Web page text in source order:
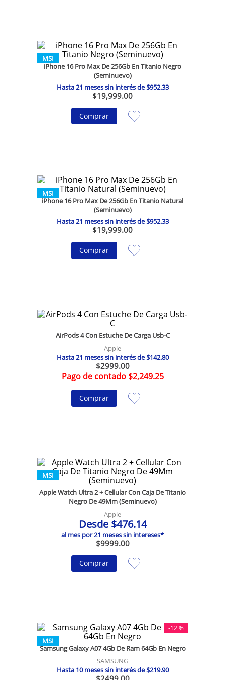
MSI
iPhone 16 Pro Max De 256Gb En Titanio Negro
(Seminuevo)
Hasta21 meses sin interés de$952.33
$19,999.00
Comprar
MSI
iPhone 16 Pro Max De 256Gb En Titanio Natural
(Seminuevo)
Hasta21 meses sin interés de$952.33
$19,999.00
Comprar
AirPods 4 Con Estuche De Carga Usb-C
Apple
Hasta21 meses sin interés de$142.80
$2999.00
Pago de contado $2,249.25
Comprar
MSI
Apple Watch Ultra 2 + Cellular Con Caja De Titanio
Negro De 49Mm (Seminuevo)
Apple
Desde $476.14
al mes por21 meses sin intereses*
$9999.00
Comprar
MSI
-12 %
Samsung Galaxy A07 4Gb De Ram 64Gb En Negro
SAMSUNG
Hasta 10meses sin interés de$219.90